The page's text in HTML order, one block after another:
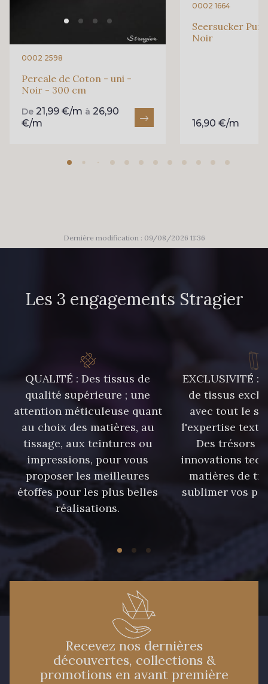
0002 2598
Percale de Coton - uni -
Noir - 300 cm
De 21,99 €/m à 26,90
€/m
0002 1664
Seersucker Pur
Noir
16,90 €/m
Dernière modification : 09/08/2026 11:36
Les 3 engagements Stragier
QUALITÉ : Des tissus de
qualité supérieure ; une
attention méticuleuse quant
au choix des matières, au
tissage, aux teintures ou
impressions, pour vous
proposer les meilleures
étoffes pour les plus belles
réalisations.
EXCLUSIVITÉ :
de tissus
avec tout le
l'expertise
Des trésors
innovations
matières de
sublimer vos
Recevez nos dernières
découvertes, collections &
promotions en avant première